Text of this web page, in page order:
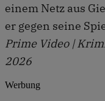
einem Netz aus
er gegen seine
Prime Video |
2026
Werbung